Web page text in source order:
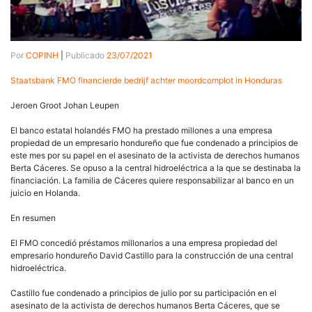
Por COPINH Publicado 23/07/2021
Staatsbank FMO financierde bedrijf achter moordcomplot in Honduras
Jeroen Groot Johan Leupen
El banco estatal holandés FMO ha prestado millones a una empresa
propiedad de un empresario hondureño que fue condenado a principios de
este mes por su papel en el asesinato de la activista de derechos humanos
Berta Cáceres. Se opuso a la central hidroeléctrica a la que se destinaba la
financiación. La familia de Cáceres quiere responsabilizar al banco en un
juicio en Holanda.
En resumen
El FMO concedió préstamos millonarios a una empresa propiedad del
empresario hondureño David Castillo para la construcción de una central
hidroeléctrica.
Castillo fue condenado a principios de julio por su participación en el
asesinato de la activista de derechos humanos Berta Cáceres, que se